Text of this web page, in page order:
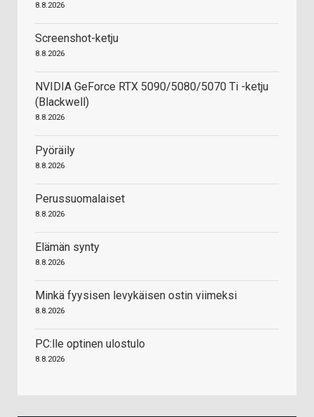
8.8.2026
Screenshot-ketju
8.8.2026
NVIDIA GeForce RTX 5090/5080/5070 Ti -ketju
(Blackwell)
8.8.2026
Pyöräily
8.8.2026
Perussuomalaiset
8.8.2026
Elämän synty
8.8.2026
Minkä fyysisen levykäisen ostin viimeksi
8.8.2026
PC:lle optinen ulostulo
8.8.2026